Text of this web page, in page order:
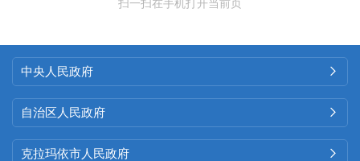
扫一扫在手机打开当前页
中央人民政府 
自治区人民政府 
克拉玛依市人民政府 